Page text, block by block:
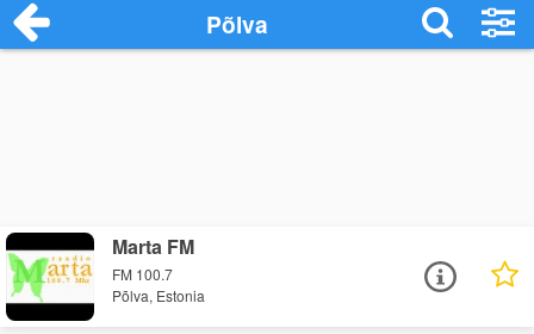
Põlva
Marta FM
FM 100.7
Põlva, Estonia